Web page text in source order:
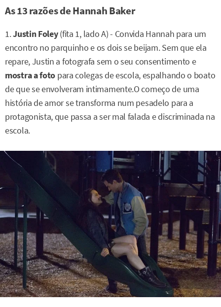
As 13 razões de Hannah Baker
1.Justin Foley(fita 1, lado A) - Convida Hannah para um
encontro no parquinho e os dois se beijam. Sem que ela
repare, Justin a fotografa sem o seu consentimento e
mostra a foto para colegas de escola, espalhando o boato
de que se envolveram intimamente.O começo de uma
história de amor se transforma num pesadelo para a
protagonista, que passa a ser mal falada e discriminada na
escola.